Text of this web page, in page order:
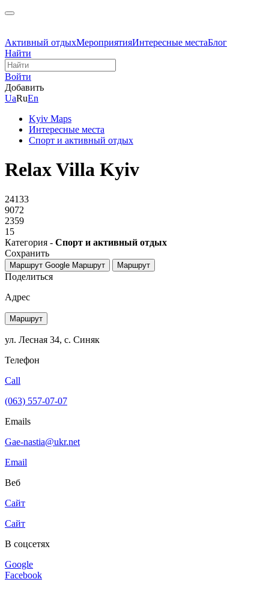
Активный отдыхМероприятияИнтересные местаБлог
Найти
Войти
Добавить
UaRuEn
Kyiv Maps
Интересные места
Спорт и активный отдых
Relax Villa Kyiv
24133
9072
2359
15
Категория - Спорт и активный отдых
Сохранить
Маршрут Google Маршрут Маршрут
Поделиться
Адрес
Маршрут
ул. Лесная 34, с. Синяк
Телефон
Call
(063) 557-07-07
Emails
Gae-nastia@ukr.net
Email
Веб
Сайт
Сайт
В соцсетях
Google
Facebook